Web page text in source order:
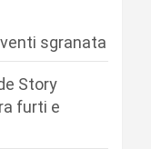
sgranata
Story
furti e